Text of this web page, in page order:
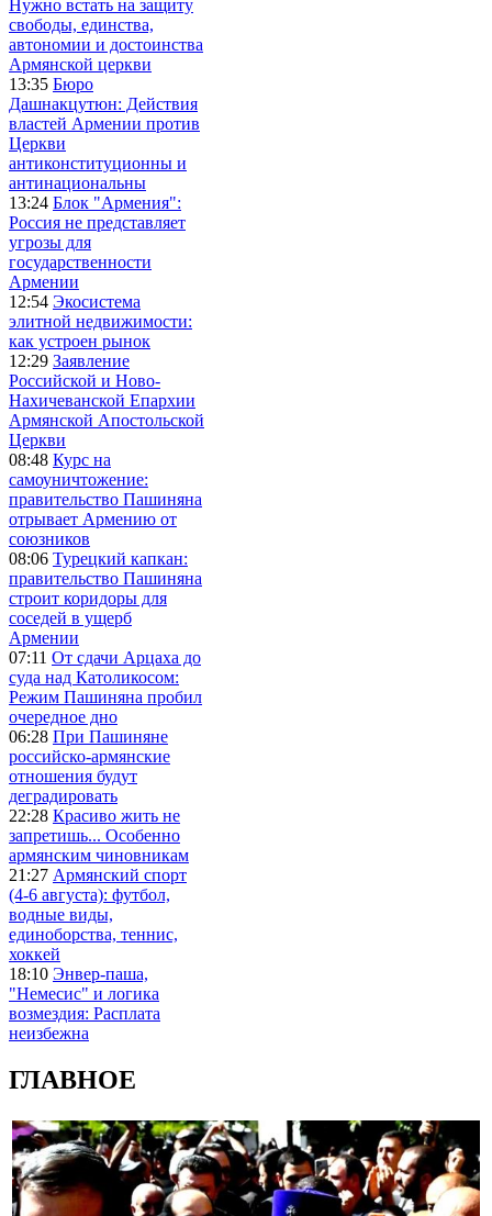
Нужно встать на защиту
свободы, единства,
автономии и достоинства
Армянской церкви
13:35 Бюро
Дашнакцутюн: Действия
властей Армении против
Церкви
антиконституционны и
антинациональны
13:24 Блок "Армения":
Россия не представляет
угрозы для
государственности
Армении
12:54 Экосистема
элитной недвижимости:
как устроен рынок
12:29 Заявление
Российской и Ново-
Нахичеванской Епархии
Армянской Апостольской
Церкви
08:48 Курс на
самоуничтожение:
правительство Пашиняна
отрывает Армению от
союзников
08:06 Турецкий капкан:
правительство Пашиняна
строит коридоры для
соседей в ущерб
Армении
07:11 От сдачи Арцаха до
суда над Католикосом:
Режим Пашиняна пробил
очередное дно
06:28 При Пашиняне
российско-армянские
отношения будут
деградировать
22:28 Красиво жить не
запретишь... Особенно
армянским чиновникам
21:27 Армянский спорт
(4-6 августа): футбол,
водные виды,
единоборства, теннис,
хоккей
18:10 Энвер-паша,
"Немесис" и логика
возмездия: Расплата
неизбежна
ГЛАВНОЕ